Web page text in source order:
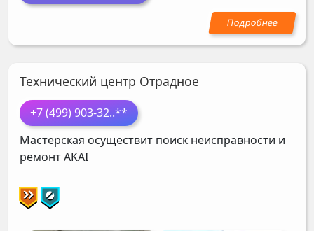
Технический центр Отрадное
+7 (499) 903-32..**
Мастерская осуществит поиск неисправности и
ремонтAKAI